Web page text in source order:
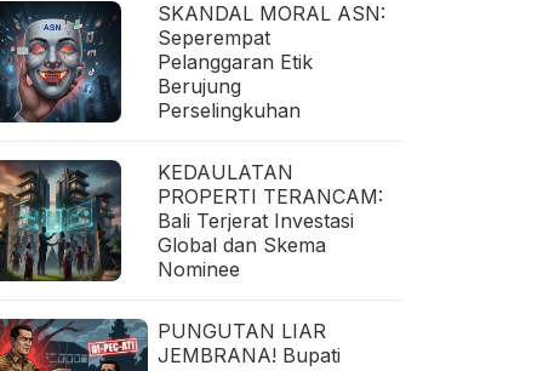
SKANDAL MORAL ASN:
Seperempat
Pelanggaran Etik
Berujung
Perselingkuhan
KEDAULATAN
PROPERTI TERANCAM:
Bali Terjerat Investasi
Global dan Skema
Nominee
PUNGUTAN LIAR
JEMBRANA! Bupati